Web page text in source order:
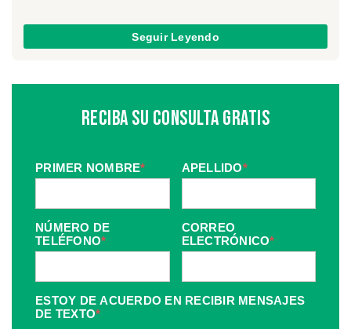
Seguir Leyendo
Reciba Su Consulta Gratis
PRIMER NOMBRE* APELLIDO*
NÚMERO DE
TELÉFONO*
CORREO
ELECTRÓNICO*
ESTOY DE ACUERDO EN RECIBIR MENSAJES
DE TEXTO*